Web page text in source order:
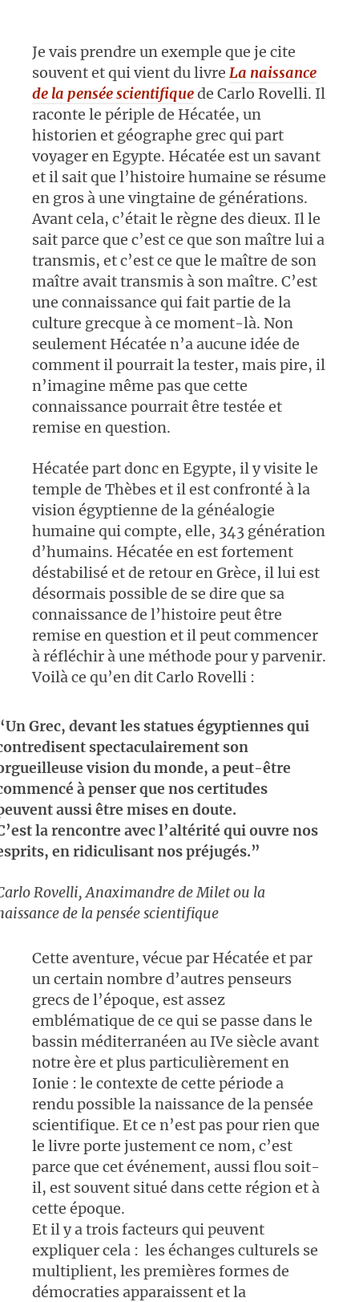
Je vais prendre un exemple que je cite
souvent et qui vient du livre La naissance
de la pensée scientifiquede Carlo Rovelli. Il
raconte le périple de Hécatée, un
historien et géographe grec qui part
voyager en Egypte. Hécatée est un savant
et il sait que l’histoire humaine se résume
en gros à une vingtaine de générations.
Avant cela, c’était le règne des dieux. Il le
sait parce que c’est ce que son maître lui a
transmis, et c’est ce que le maître de son
maître avait transmis à son maître. C’est
une connaissance qui fait partie de la
culture grecque à ce moment-là. Non
seulement Hécatée n’a aucune idée de
comment il pourrait la tester, mais pire, il
n’imagine même pas que cette
connaissance pourrait être testée et
remise en question.
Hécatée part donc en Egypte, il y visite le
temple de Thèbes et il est confronté à la
vision égyptienne de la généalogie
humaine qui compte, elle, 343 génération
d’humains. Hécatée en est fortement
déstabilisé et de retour en Grèce, il lui est
désormais possible de se dire que sa
connaissance de l’histoire peut être
remise en question et il peut commencer
à réfléchir à une méthode pour y parvenir.
Voilà ce qu’en dit Carlo Rovelli :
Grec, devant les statues égyptiennes qui
spectaculairement son
vision du monde, a peut-être
à penser que nos certitudes
aussi être mises en doute.
la rencontre avec l’altérité qui ouvre nos
en ridiculisant nos préjugés.”
Rovelli, Anaximandre de Milet ou la
de la pensée scientifique
Cette aventure, vécue par Hécatée et par
un certain nombre d’autres penseurs
grecs de l’époque, est assez
emblématique de ce qui se passe dans le
bassin méditerranéen au IVe siècle avant
notre ère et plus particulièrement en
Ionie : le contexte de cette période a
rendu possible la naissance de la pensée
scientifique. Et ce n’est pas pour rien que
le livre porte justement ce nom, c’est
parce que cet événement, aussi flou soit-
il, est souvent situé dans cette région et à
cette époque.
Et il y a trois facteurs qui peuvent
expliquer cela : les échanges culturels se
multiplient, les premières formes de
démocraties apparaissent et la